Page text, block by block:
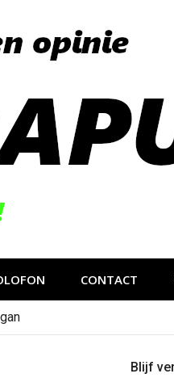
CONTACT
Blijf